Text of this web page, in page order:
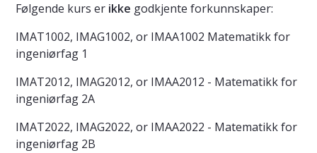
Følgende kurs er ikke godkjente forkunnskaper:
IMAT1002, IMAG1002, or IMAA1002 Matematikk for
ingeniørfag 1
IMAT2012, IMAG2012, or IMAA2012 - Matematikk for
ingeniørfag 2A
IMAT2022, IMAG2022, or IMAA2022 - Matematikk for
ingeniørfag 2B